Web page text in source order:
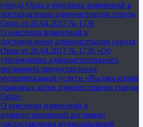
города Орла о внесении изменений в
постановление администрации города
Орла от 26.04.2017 № 1736
О внесении изменений в
постановление администрации города
Орла от 26.04.2017 № 1736 «Об
утверждении административного
регламента предоставления
муниципальной услуги «Выдача копий
правовых актов администрации города
Орла»
О внесении изменений в
административный регламент
предоставления муниципальной